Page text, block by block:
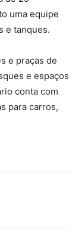
uma equipe
e tanques.
e praças de
e espaços
conta com
para carros,